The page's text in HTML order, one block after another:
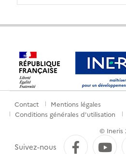
Menu
pied
Contact
Mentions légales
Conditions générales d'utilisation
© Ineris
Suivez-nous